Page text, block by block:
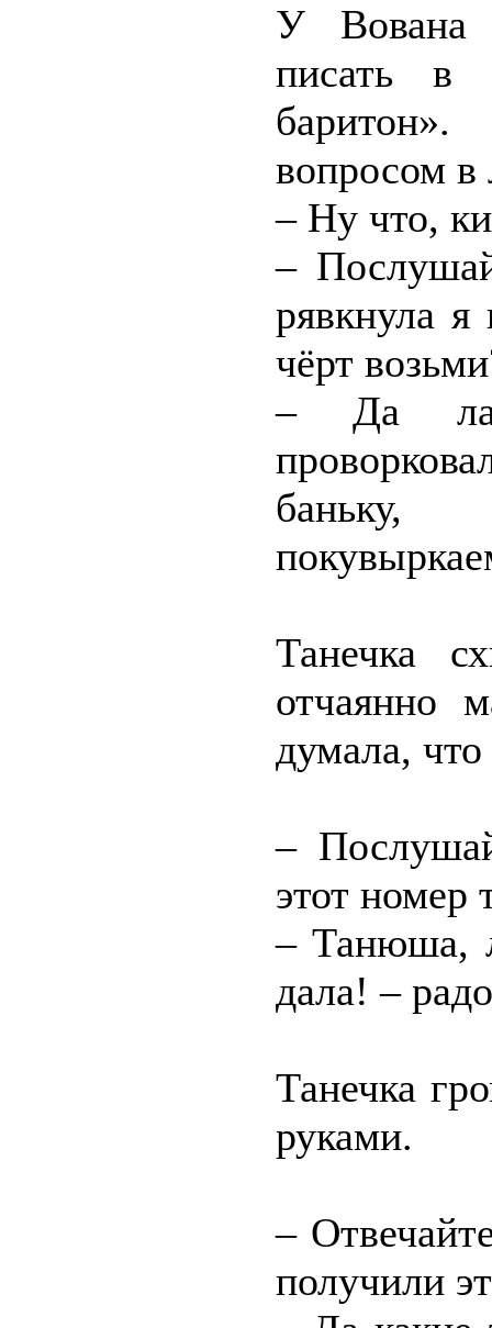
У Вована
писать в
вопросом в
– Ну что,
–
рявкнула я
чёрт
– Да
баньку,
Танечка
отчаянно
думала,
–
этот номер
– Танюша,
дала! –
Танечка
руками.
–
получили